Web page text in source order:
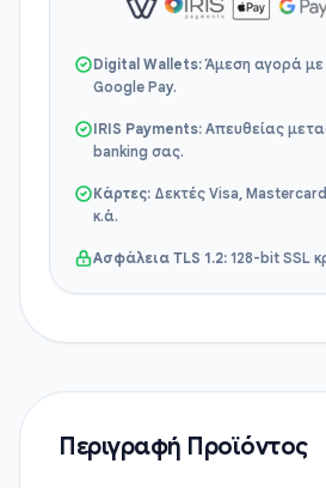
Digital Wallets:Άμεση αγορά με
Google Pay.
IRIS Payments: Απευθείας
banking σας.
Κάρτες: Δεκτές Visa,
κ.ά.
Ασφάλεια TLS 1.2: 128-bit SSL
Περιγραφή Προϊόντος